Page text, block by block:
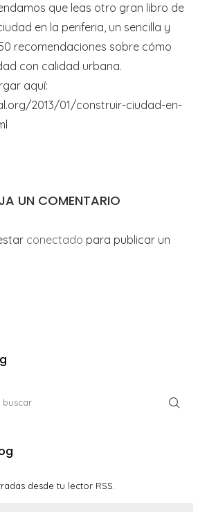
que leas otro gran libro de
en la periferia, un sencilla y
recomendaciones sobre cómo
con calidad urbana.
aquí:
2013/01/construir-ciudad-en-
UN COMENTARIO
conectado para publicar un
desde tu lector RSS.